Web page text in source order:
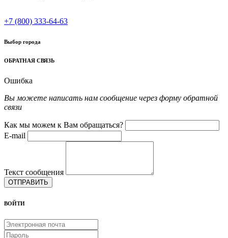
+7 (800) 333-64-63
Выбор города
ОБРАТНАЯ СВЯЗЬ
Ошибка
Вы можете написать нам сообщение через форму обратной
связи
Как мы можем к Вам обращаться?
E-mail
Текст сообщения
ОТПРАВИТЬ
ВОЙТИ